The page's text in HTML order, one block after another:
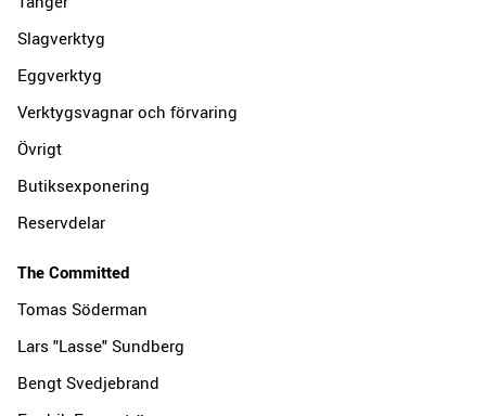
Slagverktyg
Eggverktyg
Verktygsvagnar och förvaring
Övrigt
Butiksexponering
Reservdelar
The Committed
Tomas Söderman
Lars "Lasse" Sundberg
Bengt Svedjebrand